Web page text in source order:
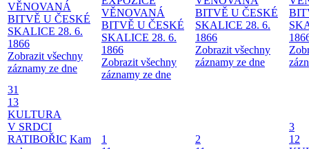
VĚNOVANÁ
BITVĚ U ČESKÉ
SKALICE 28. 6.
1866
Zobrazit všechny
záznamy ze dne
VĚNOVANÁ
BITVĚ U ČESKÉ
SKALICE 28. 6.
1866
Zobrazit všechny
záznamy ze dne
BITVĚ U ČESKÉ
SKALICE 28. 6.
1866
Zobrazit všechny
záznamy ze dne
31
13
KULTURA
V SRDCI
RATIBOŘIC Kam
1
2
3
12